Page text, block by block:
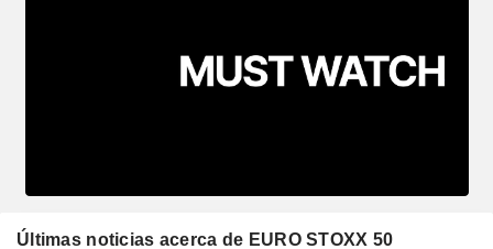
Últimas noticias acerca de EURO STOXX 50